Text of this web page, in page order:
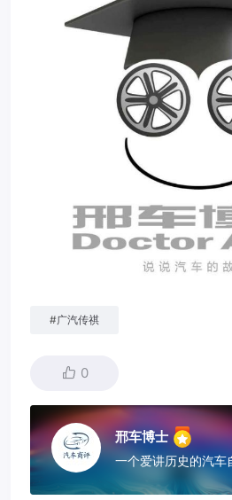
#广汽传祺
0
邢车博士
一个爱讲历史的汽车